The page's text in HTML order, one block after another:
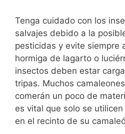
Tenga cuidado con los
salvajes debido a la
pesticidas y evite siempre
hormiga de lagarto o
insectos deben estar
tripas. Muchos
comerán un poco de
es vital que solo se
en el recinto de su